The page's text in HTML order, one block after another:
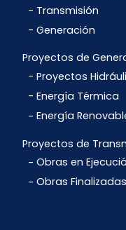
Transmisión
Generación
Proyectos de
Proyectos
Energía Térmica
Energía
Proyectos de
Obras en
Obras